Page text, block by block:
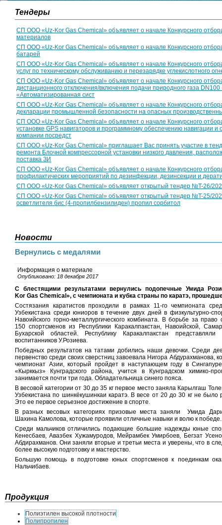
Тендеры
СП ООО «Uz-Kor Gas Chemical» объявляет о начале Конкурсного
материалов
СП ООО «Uz-Kor Gas Chemical» объявляет о начале Конкурсного
батарей
СП ООО «Uz-Kor Gas Chemical» объявляет о начале Конкурсного
услуг по техническому обслуживанию и перезарядке углекислотного
СП ООО «Uz-Kor Gas Chemical» объявляет о начале Конкурсного
дистанционного отключения/включения подачи природного газа
«Автоматизированная сист
СП ООО «Uz-Kor Gas Chemical» объявляет о начале Конкурсного
декларации промышленной безопасности на опасных
СП ООО «Uz-Kor Gas Chemical» объявляет о начале Конкурсного
установке GPS навигаторов и программному обеспечению навигации
компании посредст
CП ООО «Uz-Kor Gas Chemical» приглашает Вас принять участие в
ремонта Блочной компрессорной установки низкого давления,
поставка ЗИ
СП ООО «Uz-Kor Gas Chemical» объявляет о начале Конкурсного
профилактических мероприятий по дезинфекции, дезинсекции и
CП ООО «Uz-Kor Gas Chemical» объявляет открытый тендер №T-26/
CП ООО «Uz-Kor Gas Chemical» объявляет открытый тендер №T-25/
осветлителя бис (4-пропилбензилиден) пропил сорбитол
Новости
Вернулись с медалями
Информация о материале
Опубликовано: 18 декабря 2017
С блестящими результатами вернулись подопечные Умида
Kor Gas Chemical», с чемпионата и кубка страны по каратэ,
Состязания каратистов проходили в рамках 11-го чемпионата
Узбекистана среди юниоров в течение двух дней в физкультурно-
Навоийского горно-металлургического комбината. В борьбе за
150 спортсменов из Республики Каракалпакстан, Навоийской,
Бухарской областей. Республику Каракалпакстан
воспитанников У.Розиева.
Победных результатов на татами добились наши девочки. Среди
первенство среди своих сверстниц завоевала Нигора Абдурахманова,
чемпионат Азии, который пройдет в наступающем году в
«Кырккыз» Кунградского района, учится в Кунградском химико-
занимается почти три года. Обладательница синего пояса.
В весовой категории от 30 до 35 кг первое место заняла Карылгаш
Узбекистана по шинкёкушинкаи каратэ. В весе от 20 до 30 кг не
Это ее первое серьезное достижение в спорте.
В разных весовых категориях призовые места заняли Умида
Шахина Камолова, которые проявили отличные навыки и волю к победе.
Среди мальчиков отличились подающие большие надежды юные
Кенесбаев, Авазбек Хужамуродов, Мейрамбек Умирбоев, Бегзат
Абдирахманов. Они заняли вторые и третьи места и уверены, что в
более высокую подготовку и мастерство.
Большую помощь в подготовке юных спортсменов к поединкам
Нальчибаев.
Продукция
Полиэтилен высокой плотности
Полипропилен